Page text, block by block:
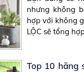
nhưng không
hợp với không
LỘC sẽ tổng
Top 10 hãng